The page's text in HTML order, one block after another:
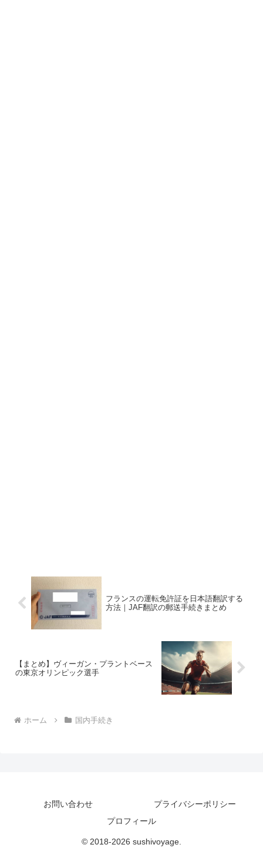
フランスの運転免許証を日本語翻訳する
方法｜JAF翻訳の郵送手続きまとめ
【まとめ】ヴィーガン・プラントベース
の東京オリンピック選手
ホーム 国内手続き
お問い合わせ
プライバシーポリシー
プロフィール
© 2018-2026 sushivoyage.